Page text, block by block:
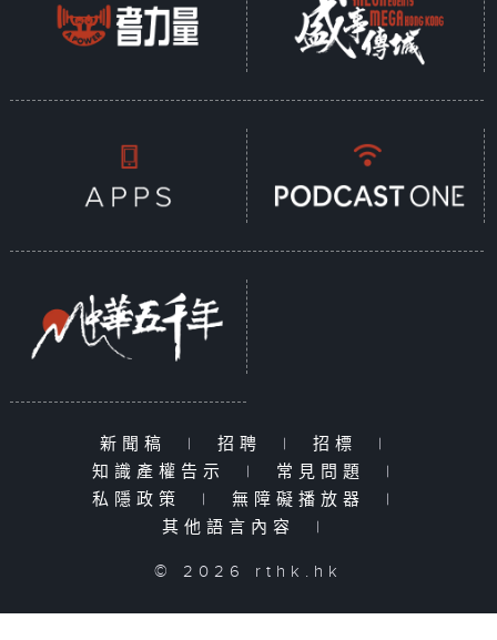
新聞稿 | 招聘 | 招標
|
知識產權告示
| 常見問題
|
私隱政策
| 無障礙播放器
|
其他語言內容
|
© 2026 rthk.hk